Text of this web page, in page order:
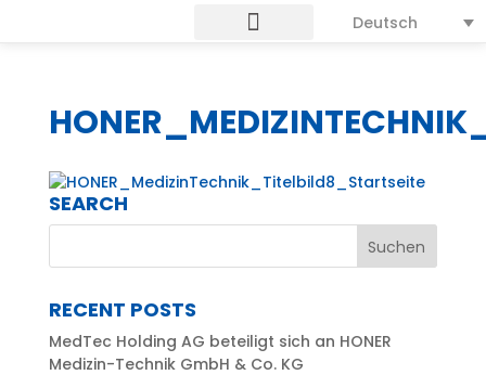
Deutsch
SEARCH
RECENT POSTS
MedTec Holding AG beteiligt sich an HONER
Medizin-Technik GmbH & Co. KG